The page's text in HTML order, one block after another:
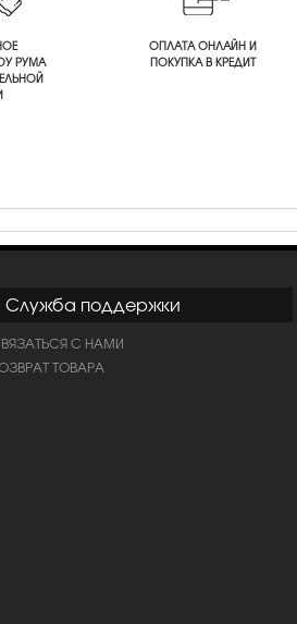
РУМА
ОПЛАТА ОНЛАЙН И
ПОКУПКА В КРЕДИТ
Служба поддержки
С НАМИ
ТОВАРА